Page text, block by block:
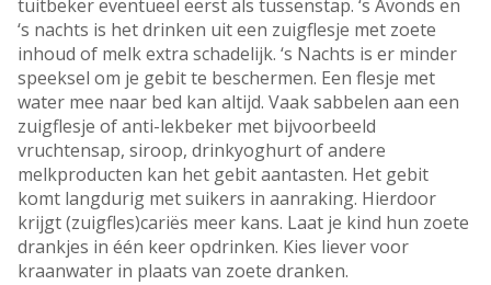
tuitbeker eventueel eerst als tussenstap. ‘s Avonds en
‘s nachts is het drinken uit een zuigflesje met zoete
inhoud of melk extra schadelijk. ‘s Nachts is er minder
speeksel om je gebit te beschermen. Een flesje met
water mee naar bed kan altijd. Vaak sabbelen aan een
zuigflesje of anti-lekbeker met bijvoorbeeld
vruchtensap, siroop, drinkyoghurt of andere
melkproducten kan het gebit aantasten. Het gebit
komt langdurig met suikers in aanraking. Hierdoor
krijgt (zuigfles)cariës meer kans. Laat je kind hun zoete
drankjes in één keer opdrinken. Kies liever voor
kraanwater in plaats van zoete dranken.